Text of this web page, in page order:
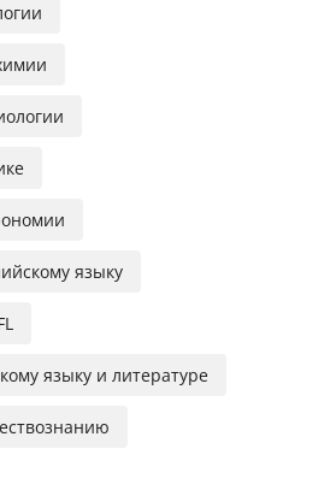
языку
языку и литературе